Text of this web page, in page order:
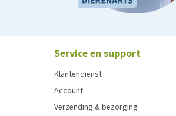
Service en support
Klantendienst
Account
Verzending & bezorging